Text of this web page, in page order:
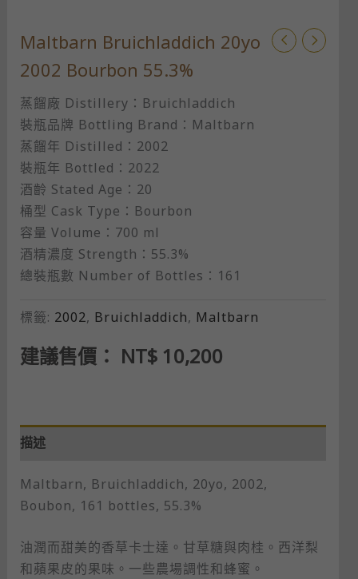
Maltbarn Bruichladdich 20yo
2002 Bourbon 55.3%
蒸餾廠 Distillery：Bruichladdich
裝瓶品牌 Bottling Brand：Maltbarn​
蒸餾年 Distilled：2002
裝瓶年 Bottled：2022​
酒齡 Stated Age：20
桶型 Cask Type：Bourbon
容量 Volume：700 ml​
酒精濃度 Strength：55.3%​
總裝瓶數 Number of Bottles：161
標籤: 2002, Bruichladdich, Maltbarn
建議售價： NT$10,200
描述
Maltbarn, Bruichladdich, 20yo, 2002,
Boubon, 161 bottles, 55.3%
油潤而甜美的香草卡士達。甘草糖與肉桂。西洋梨
和蘋果皮的果味。一些農場調性和蜂蜜。